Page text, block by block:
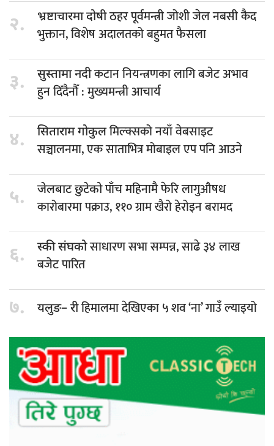
२. भ्रष्टाचारमा दोषीठहर पूर्वमन्त्री जोशी जेल नबसी कैद
भुक्तान, विशेष अदालतको बहुमत फैसला
३. सुस्तामा नदीकटान नियन्त्रणका लागि बजेट अभाव
हुन दिँदैनौँ : मुख्यमन्त्री आचार्य
४. सिताराम गोकुलमिल्क्सको नयाँ वेबसाइट
सञ्चालनमा, एक साताभित्र मोबाइल एप पनि आउने
५. जेलबाट छुटेकोपाँच महिनामै फेरि लागुऔषध
कारोबारमा पक्राउ, ११० ग्राम खैरो हेरोइन बरामद
६. स्की संघकोसाधारण सभा सम्पन्न, साढे ३४ लाख
बजेट पारित
७. यलुङ– रीहिमालमा देखिएका ५ शव ‘ना’ गाउँ ल्याइयो